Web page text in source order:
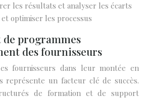
les résultats et analyser les écarts
optimiser les processus
de programmes
des fournisseurs
fournisseurs dans leur montée en
représente un facteur clé de succès.
de formation et de support